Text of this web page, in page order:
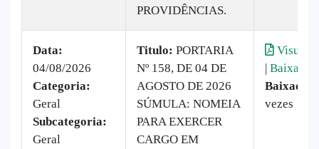
PROVIDÊNCIAS.
Data:
04/08/2026
Categoria:
Geral
Subcategoria:
Geral
Titulo: PORTARIA
Nº 158, DE 04 DE
AGOSTO DE 2026
SÚMULA: NOMEIA
PARA EXERCER
CARGO EM
| Baixar
Baixado:
vezes